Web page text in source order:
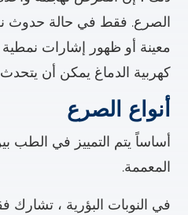
الصرع. فقط في حالة حدوث
معينة أو ظهور إشارات
كهربية الدماغ يمكن أن
أنواع الصرع
أساساً يتم التمييز في الطب
المعممة.
في النوبات البؤرية ،